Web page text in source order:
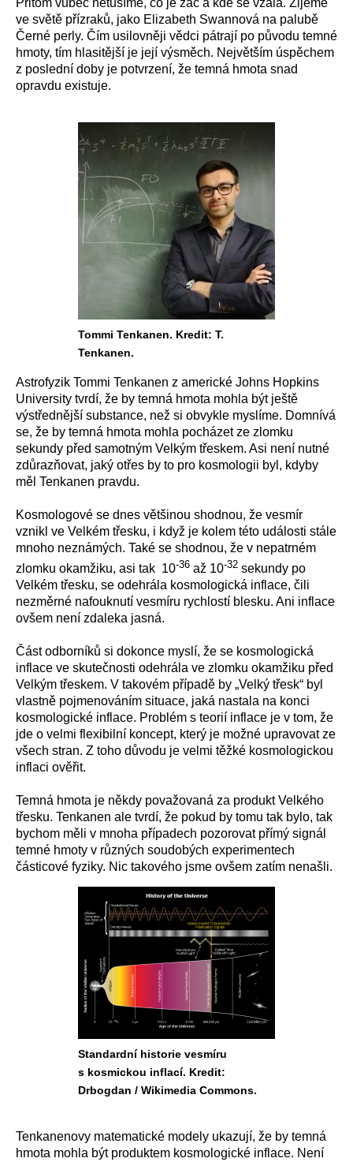
Přitom vůbec netušíme, co je zač a kde se vzala. Žijeme
ve světě přízraků, jako Elizabeth Swannová na palubě
Černé perly. Čím usilovněji vědci pátrají po původu temné
hmoty, tím hlasitější je její výsměch. Největším úspěchem
z poslední doby je potvrzení, že temná hmota snad
opravdu existuje.
Tommi Tenkanen. Kredit: T.
Tenkanen.
Astrofyzik Tommi Tenkanen z americké Johns Hopkins
University tvrdí, že by temná hmota mohla být ještě
výstřednější substance, než si obvykle myslíme. Domnívá
se, že by temná hmota mohla pocházet ze zlomku
sekundy před samotným Velkým třeskem. Asi není nutné
zdůrazňovat, jaký otřes by to pro kosmologii byl, kdyby
měl Tenkanen pravdu.
Kosmologové se dnes většinou shodnou, že vesmír
vznikl ve Velkém třesku, i když je kolem této události stále
mnoho neznámých. Také se shodnou, že v nepatrném
zlomku okamžiku, asi tak 10-36 až 10-32 sekundy po
Velkém třesku, se odehrála kosmologická inflace, čili
nezměrné nafouknutí vesmíru rychlostí blesku. Ani inflace
ovšem není zdaleka jasná.
Část odborníků si dokonce myslí, že se kosmologická
inflace ve skutečnosti odehrála ve zlomku okamžiku před
Velkým třeskem. V takovém případě by „Velký třesk“ byl
vlastně pojmenováním situace, jaká nastala na konci
kosmologické inflace. Problém s teorií inflace je v tom, že
jde o velmi flexibilní koncept, který je možné upravovat ze
všech stran. Z toho důvodu je velmi těžké kosmologickou
inflaci ověřit.
Temná hmota je někdy považovaná za produkt Velkého
třesku. Tenkanen ale tvrdí, že pokud by tomu tak bylo, tak
bychom měli v mnoha případech pozorovat přímý signál
temné hmoty v různých soudobých experimentech
částicové fyziky. Nic takového jsme ovšem zatím nenašli.
Standardní historie vesmíru
s kosmickou inflací. Kredit:
Drbogdan / Wikimedia Commons.
Tenkanenovy matematické modely ukazují, že by temná
hmota mohla být produktem kosmologické inflace. Není